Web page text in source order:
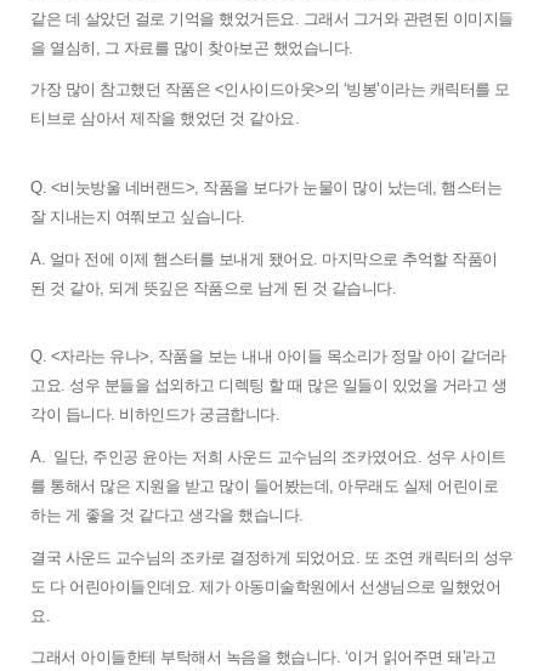
같은 데 살았던 걸로 기억을 했었거든요. 그래서 그거와 관련된 이미지들
을 열심히, 그 자료를 많이 찾아보곤 했었습니다.
가장 많이 참고했던 작품은 <인사이드아웃>의 ‘빙봉’이라는 캐릭터를 모
티브로 삼아서 제작을 했었던 것 같아요.
Q. <비눗방울 네버랜드>, 작품을 보다가 눈물이 많이 났는데, 햄스터는
잘 지내는지 여쭤보고 싶습니다.
A. 얼마 전에 이제 햄스터를 보내게 됐어요. 마지막으로 추억할 작품이
된 것 같아, 되게 뜻깊은 작품으로 남게 된 것 같습니다.
Q. <자라는 유나>, 작품을 보는 내내 아이들 목소리가 정말 아이 같더라
고요. 성우 분들을 섭외하고 디렉팅 할 때 많은 일들이 있었을 거라고 생
각이 듭니다. 비하인드가 궁금합니다.
A.  일단, 주인공 윤아는 저희 사운드 교수님의 조카였어요. 성우 사이트
를 통해서 많은 지원을 받고 많이 들어봤는데, 아무래도 실제 어린이로
하는 게 좋을 것 같다고 생각을 했습니다.
결국 사운드 교수님의 조카로 결정하게 되었어요. 또 조연 캐릭터의 성우
도 다 어린아이들인데요. 제가 아동미술학원에서 선생님으로 일했었어
요.
그래서 아이들한테 부탁해서 녹음을 했습니다. ‘이거 읽어주면 돼’라고